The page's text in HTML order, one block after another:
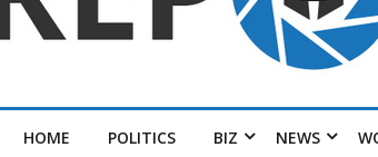
HOME POLITICS BIZ NEWS